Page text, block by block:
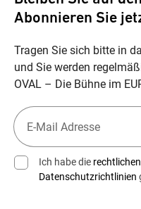
Abonnieren Sie
Tragen Sie sich bitte in
und Sie werden
OVAL – Die Bühne im
Ich habe die
Datenschutzrichtlinien